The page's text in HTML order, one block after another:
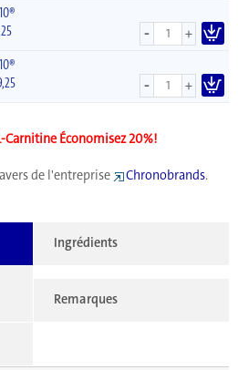
- +
- +
Carnitine Économisez 20%!
de l'entreprise Chronobrands.
Ingrédients
Remarques